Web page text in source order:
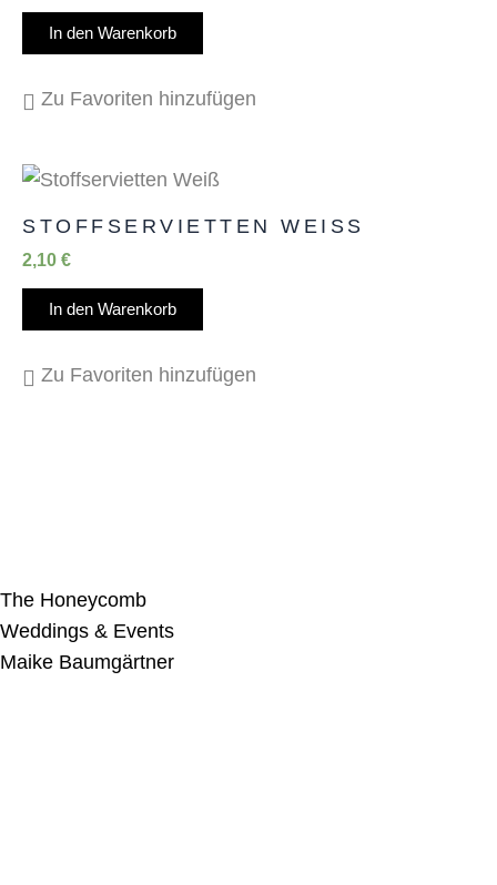
In den Warenkorb
Zu Favoriten hinzufügen
STOFFSERVIETTEN WEISS
2,10 €
In den Warenkorb
Zu Favoriten hinzufügen
The Honeycomb
Weddings & Events
Maike Baumgärtner